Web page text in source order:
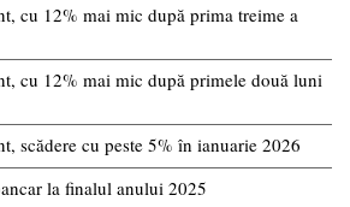
cu 12% mai mic după prima treime a
cu 12% mai mic după primele două luni
scădere cu peste 5% în ianuarie 2026
la finalul anului 2025